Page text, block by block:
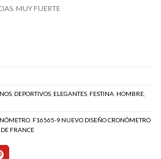
MUY FUERTE
DEPORTIVOS ELEGANTES FESTINA HOMBRE
F16565-9 NUEVO DISEÑO CRONÓMETRO
FRANCE